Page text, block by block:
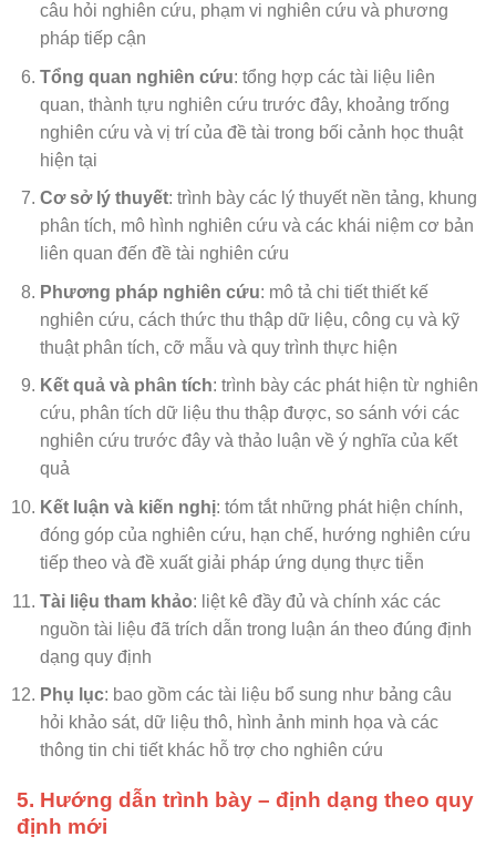
câu hỏi nghiên cứu, phạm vi nghiên cứu và phương
pháp tiếp cận
Tổng quan nghiên cứu: tổng hợp các tài liệu liên
quan, thành tựu nghiên cứu trước đây, khoảng trống
nghiên cứu và vị trí của đề tài trong bối cảnh học thuật
hiện tại
Cơ sở lý thuyết: trình bày các lý thuyết nền tảng, khung
phân tích, mô hình nghiên cứu và các khái niệm cơ bản
liên quan đến đề tài nghiên cứu
Phương pháp nghiên cứu: mô tả chi tiết thiết kế
nghiên cứu, cách thức thu thập dữ liệu, công cụ và kỹ
thuật phân tích, cỡ mẫu và quy trình thực hiện
Kết quả và phân tích: trình bày các phát hiện từ nghiên
cứu, phân tích dữ liệu thu thập được, so sánh với các
nghiên cứu trước đây và thảo luận về ý nghĩa của kết
quả
Kết luận và kiến nghị: tóm tắt những phát hiện chính,
đóng góp của nghiên cứu, hạn chế, hướng nghiên cứu
tiếp theo và đề xuất giải pháp ứng dụng thực tiễn
Tài liệu tham khảo: liệt kê đầy đủ và chính xác các
nguồn tài liệu đã trích dẫn trong luận án theo đúng định
dạng quy định
Phụ lục: bao gồm các tài liệu bổ sung như bảng câu
hỏi khảo sát, dữ liệu thô, hình ảnh minh họa và các
thông tin chi tiết khác hỗ trợ cho nghiên cứu
5. Hướng dẫn trình bày – định dạng theo quy
định mới